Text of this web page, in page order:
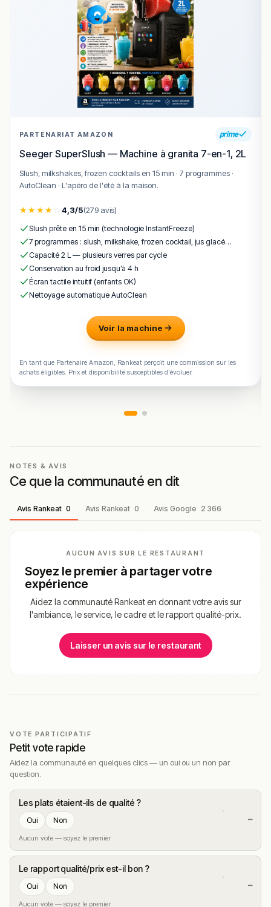
PARTENARIAT AMAZON prime
Seeger SuperSlush — Machine à granita 7-en-1, 2L
Slush, milkshakes, frozen cocktails en 15 min · 7 programmes ·
AutoClean · L'apéro de l'été à la maison.
★★★★ 4,3/5(279 avis)
Slush prête en 15 min (technologie InstantFreeze)
7 programmes : slush, milkshake, frozen cocktail, jus glacé…
Capacité 2 L — plusieurs verres par cycle
Conservation au froid jusqu’à 4 h
Écran tactile intuitif (enfants OK)
Nettoyage automatique AutoClean
Voir la machine
En tant que Partenaire Amazon, Rankeat perçoit une commission sur les
achats éligibles. Prix et disponibilité susceptibles d'évoluer.
NOTES & AVIS
Ce que la communauté en dit
Avis Rankeat 0 Avis Rankeat 0 Avis Google 2 366
AUCUN AVIS SUR LE RESTAURANT
Soyez le premier à partager votre
expérience
Aidez la communauté Rankeat en donnant votre avis sur
l'ambiance, le service, le cadre et le rapport qualité-prix.
Laisser un avis sur le restaurant
VOTE PARTICIPATIF
Petit vote rapide
Aidez la communauté en quelques clics — un oui ou un non par
question.
Les plats étaient-ils de qualité ?
Oui Non
Aucun vote — soyez le premier
—
Le rapport qualité/prix est-il bon ?
Oui Non
Aucun vote — soyez le premier
—